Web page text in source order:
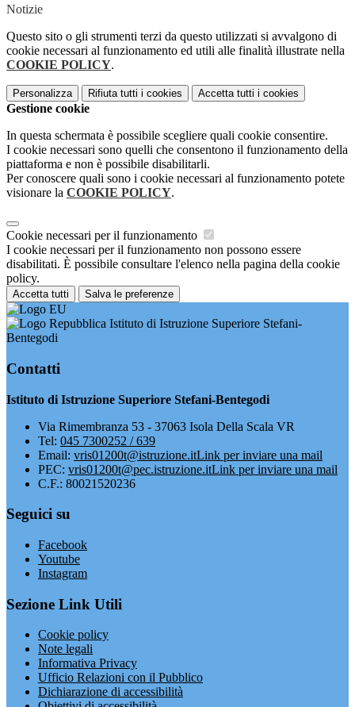
Notizie
Questo sito o gli strumenti terzi da questo utilizzati si avvalgono di
cookie necessari al funzionamento ed utili alle finalità illustrate nella
COOKIE POLICY.
Personalizza Rifiuta tutti i cookies Accetta tutti i cookies
Gestione cookie
In questa schermata è possibile scegliere quali cookie consentire.
I cookie necessari sono quelli che consentono il funzionamento della
piattaforma e non è possibile disabilitarli.
Per conoscere quali sono i cookie necessari al funzionamento potete
visionare la COOKIE POLICY.
Cookie necessari per il funzionamento
I cookie necessari per il funzionamento non possono essere
disabilitati. È possibile consultare l'elenco nella pagina della cookie
policy.
Accetta tutti Salva le preferenze
Istituto di Istruzione Superiore Stefani-
Bentegodi
Contatti
Istituto di Istruzione Superiore Stefani-Bentegodi
Via Rimembranza 53 - 37063 Isola Della Scala VR
Tel: 045 7300252 / 639
Email: vris01200t@istruzione.itLink per inviare una mail
PEC: vris01200t@pec.istruzione.itLink per inviare una mail
C.F.: 80021520236
Seguici su
Facebook
Youtube
Instagram
Sezione Link Utili
Cookie policy
Note legali
Informativa Privacy
Ufficio Relazioni con il Pubblico
Dichiarazione di accessibilità